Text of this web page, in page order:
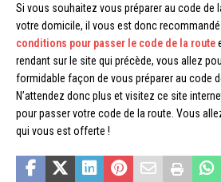
Si vous souhaitez vous préparer au code de
votre domicile, il vous est donc
conditions pour passer le code de la route
rendant sur le site qui précède, vous allez
formidable façon de vous préparer au code
N’attendez donc plus et visitez ce site
pour passer votre code de la route. Vous
qui vous est offerte !